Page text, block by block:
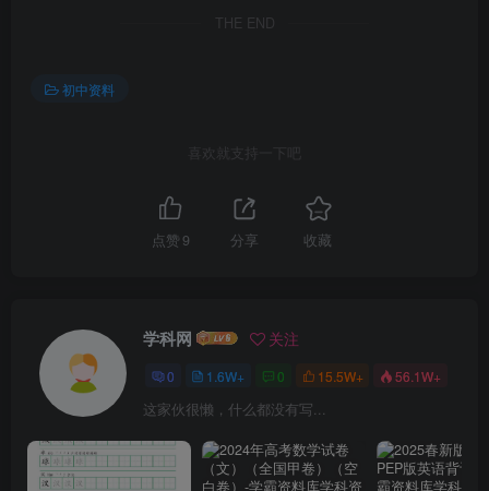
THE END
初中资料
喜欢就支持一下吧
点赞 9 分享 收藏
学科网 关注
0 1.6W+ 0 15.5W+ 56.1W+
这家伙很懒，什么都没有写...